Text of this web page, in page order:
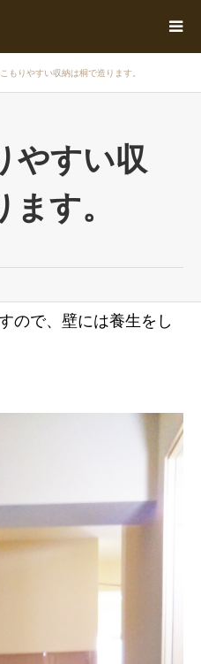
もりやすい収納は桐で造ります。
やすい収
す。
ので、壁には養生をし